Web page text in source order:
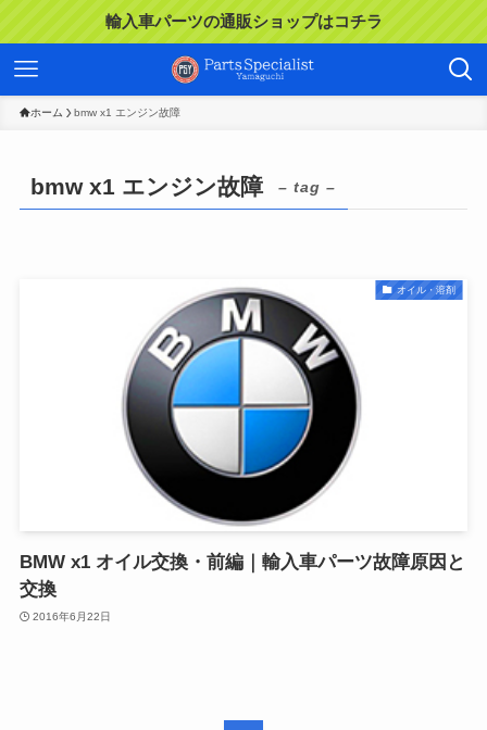
輸入車パーツの通販ショップはコチラ
ホーム bmw x1 エンジン故障
bmw x1 エンジン故障 – tag –
オイル・溶剤
BMW x1 オイル交換・前編｜輸入車パーツ故障原因と
交換
2016年6月22日